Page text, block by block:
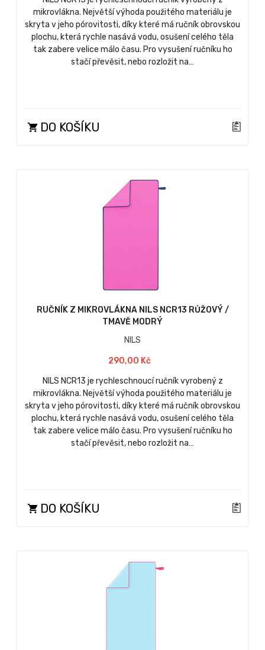
mikrovlákna. Největší výhoda použitého materiálu je
skryta v jeho pórovitosti, díky které má ručník obrovskou
plochu, která rychle nasává vodu, osušení celého těla
tak zabere velice málo času. Pro vysušení ručníku ho
stačí převěsit, nebo rozložit na…
DO KOŠÍKU
RUČNÍK Z MIKROVLÁKNA NILS NCR13 RŮŽOVÝ /
TMAVĚ MODRÝ
NILS
290,00 Kč
NILS NCR13 je rychleschnoucí ručník vyrobený z
mikrovlákna. Největší výhoda použitého materiálu je
skryta v jeho pórovitosti, díky které má ručník obrovskou
plochu, která rychle nasává vodu, osušení celého těla
tak zabere velice málo času. Pro vysušení ručníku ho
stačí převěsit, nebo rozložit na…
DO KOŠÍKU